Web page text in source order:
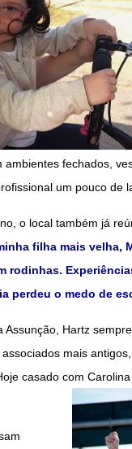
fechados,
um pouco de
o local também já
filha mais velha,
rodinhas.
perdeu o medo de
Assunção, Hartz
mais
casado com